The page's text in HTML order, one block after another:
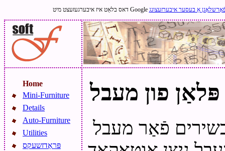
אַ בעסער איבערזעצונג
Home
Mini-Furniture
Details
Auto-Furniture
Utilities
פּראַדזשעקס
פון מעבל
פֿאַר מעבל